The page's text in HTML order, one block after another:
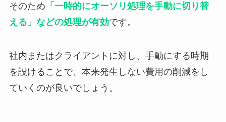
そのため 「一時的にオーソリ処理を手動に切り替
える」などの処理が有効です。
社内またはクライアントに対し、手動にする時期
を設けることで、本来発生しない費用の削減をし
ていくのが良いでしょう。